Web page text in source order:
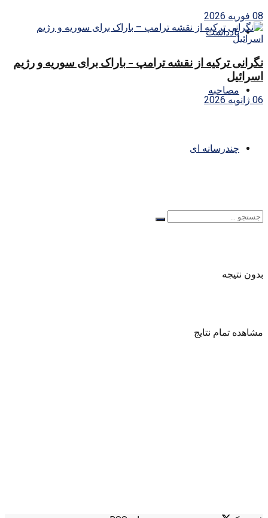
یادداشت
مصاحبه
چندرسانه ای
بدون نتیجه
مشاهده تمام نتایج
08 فوریه 2026
نگرانی ترکیه از نقشه ترامپ – باراک برای سوریه و رژیم
اسرائیل
06 ژانویه 2026